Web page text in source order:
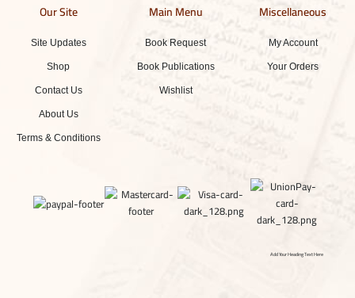
Our Site
Site Updates
Shop
Contact Us
About Us
Terms & Conditions
Main Menu
Book Request
Book Publications
Wishlist
Miscellaneous
My Account
Your Orders
Add Your Heading Text Here